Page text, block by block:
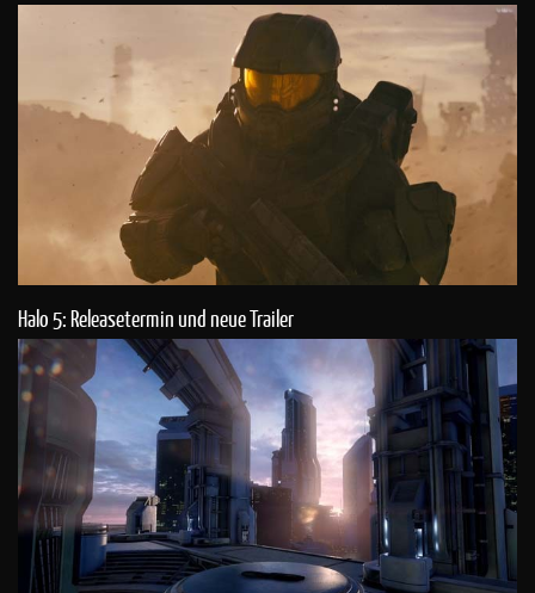
Halo 5: Releasetermin und neue Trailer